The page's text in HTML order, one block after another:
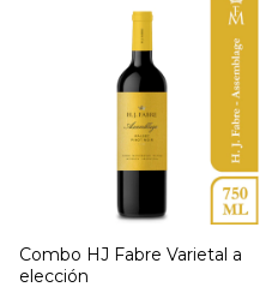
Combo HJ Fabre Varietal a
elección